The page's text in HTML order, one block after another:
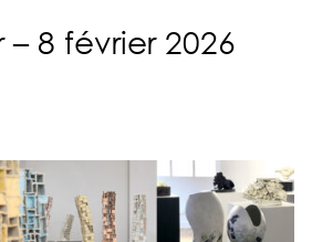
– 8 février 2026